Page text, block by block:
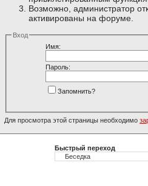
Возможно, администратор
активированы на форуме.
Вход
Имя:
Пароль:
Запомнить?
Для просмотра этой страницы необходимо
Быстрый переход